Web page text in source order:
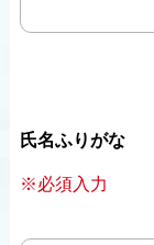
氏名ふりがな
※必須入力